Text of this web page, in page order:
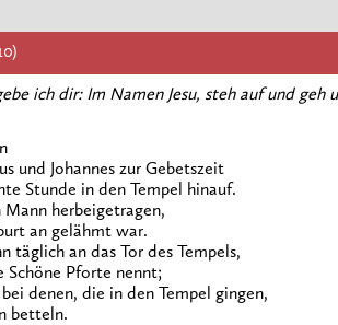
ich dir: Im Namen Jesu, steh auf und geh
und Johannes zur Gebetszeit
Stunde in den Tempel hinauf.
Mann herbeigetragen,
an gelähmt war.
täglich an das Tor des Tempels,
Schöne Pforte nennt;
denen, die in den Tempel gingen,
betteln.